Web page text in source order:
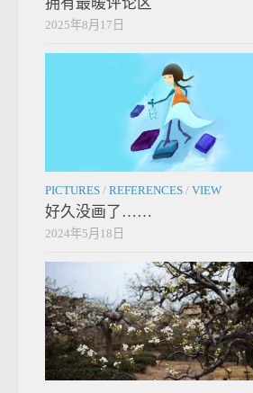
2025年8月17日
PICTURES / REFERENCES / VIEW
好久没画了……
2024年5月18日